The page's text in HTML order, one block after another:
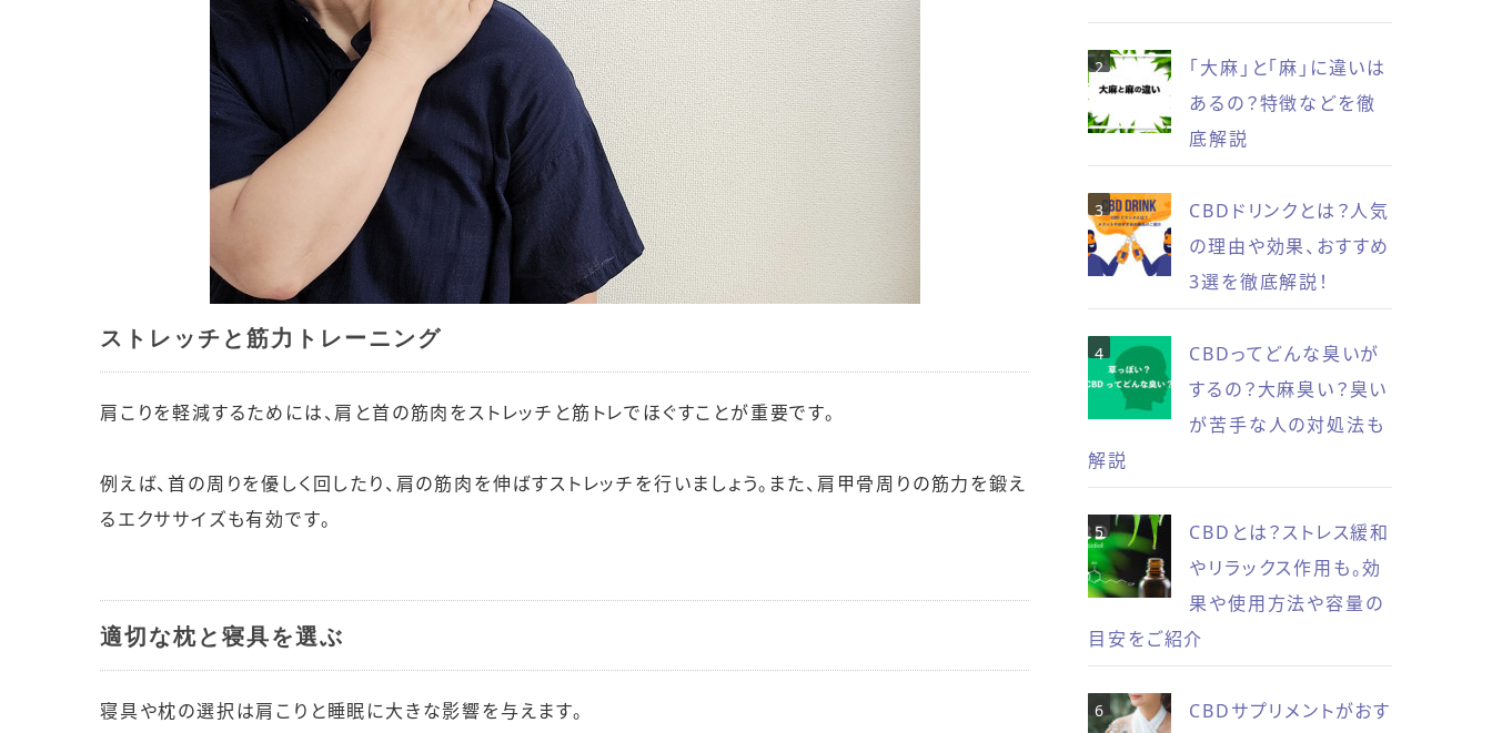
ストレッチと筋力トレーニング
肩こりを軽減するためには、肩と首の筋肉をストレッチと筋トレでほぐすことが重要です。
例えば、首の周りを優しく回したり、肩の筋肉を伸ばすストレッチを行いましょう。また、肩甲骨周りの筋力を鍛え
るエクササイズも有効です。
適切な枕と寝具を選ぶ
寝具や枕の選択は肩こりと睡眠に大きな影響を与えます。
「大麻」と「麻」に違いは
あるの？特徴などを徹
底解説
CBDドリンクとは？人気
の理由や効果、おすすめ
3選を徹底解説！
CBDってどんな臭いが
するの？大麻臭い？臭い
が苦手な人の対処法も
解説
CBDとは？ストレス緩和
やリラックス作用も。効
果や使用方法や容量の
目安をご紹介
CBDサプリメントがおす